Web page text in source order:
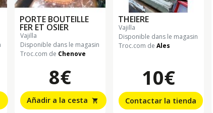
PORTE BOUTEILLE
FER ET OSIER
vajilla
Disponible dans le magasin
Troc.com de Chenove
8€
Añadir a la cesta shopping_cart
THEIERE
vajilla
Disponible dans le magasin
Troc.com de Ales
10€
Contactar la tienda